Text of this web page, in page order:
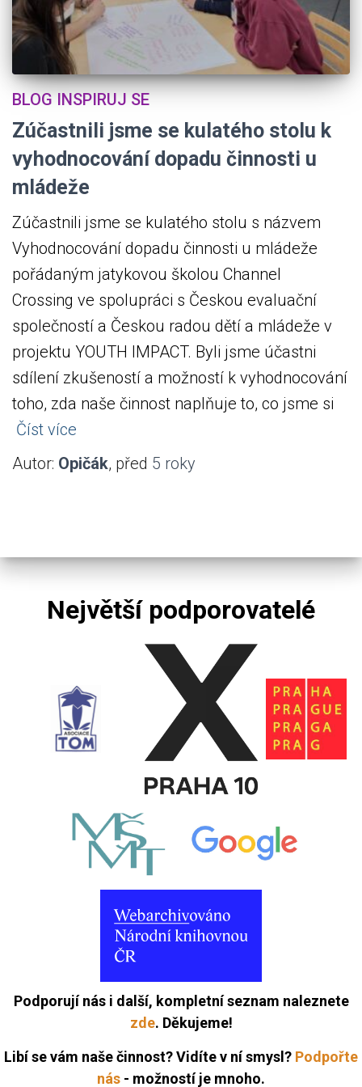
BLOG INSPIRUJ SE
Zúčastnili jsme se kulatého stolu k
vyhodnocování dopadu činnosti u
mládeže
Zúčastnili jsme se kulatého stolu s názvem
Vyhodnocování dopadu činnosti u mládeže
pořádaným jatykovou školou Channel
Crossing ve spolupráci s Českou evaluační
společností a Českou radou dětí a mládeže v
projektu YOUTH IMPACT. Byli jsme účastni
sdílení zkušeností a možností k vyhodnocování
toho, zda naše činnost naplňuje to, co jsme si
Číst více
Autor: Opičák, před 5 roky
Největší podporovatelé
Podporují nás i další, kompletní seznam naleznete
zde. Děkujeme!
Libí se vám naše činnost? Vidíte v ní smysl? Podpořte
nás - možností je mnoho.